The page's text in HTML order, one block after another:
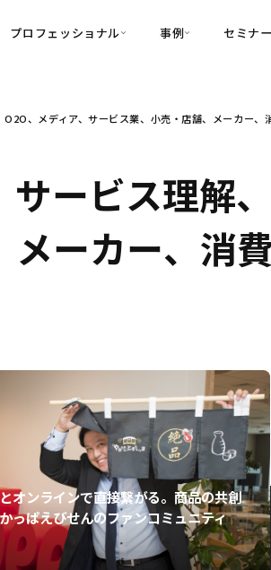
育成
・Commune
旧：
プロフェッショナル
・Customer-Led Growth
事例
導入事例
セミナー
、メディア、サービス業、小売・店舗、メーカー
ービス理解、
ーカー、消
オンラインで直接繋がる。商品の共創
っぱえびせんのファンコミュニティ